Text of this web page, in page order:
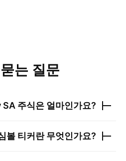
는 질문
SA 주식은 얼마인가요?
볼 티커란 무엇인가요?